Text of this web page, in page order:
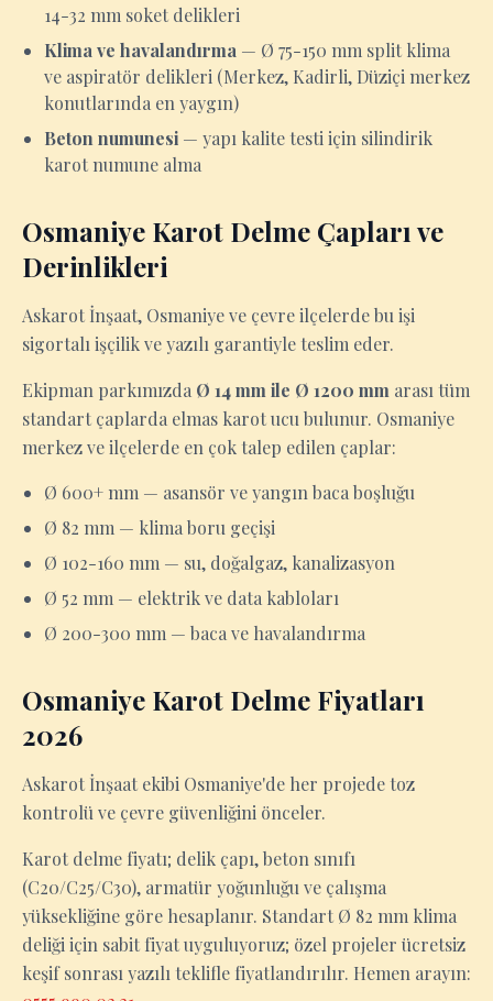
14-32 mm soket delikleri
Klima ve havalandırma — Ø 75-150 mm split klima
ve aspiratör delikleri (Merkez, Kadirli, Düziçi merkez
konutlarında en yaygın)
Beton numunesi — yapı kalite testi için silindirik
karot numune alma
Osmaniye Karot Delme Çapları ve
Derinlikleri
Askarot İnşaat, Osmaniye ve çevre ilçelerde bu işi
sigortalı işçilik ve yazılı garantiyle teslim eder.
Ekipman parkımızda Ø 14 mm ile Ø 1200 mm arası tüm
standart çaplarda elmas karot ucu bulunur. Osmaniye
merkez ve ilçelerde en çok talep edilen çaplar:
Ø 600+ mm — asansör ve yangın baca boşluğu
Ø 82 mm — klima boru geçişi
Ø 102-160 mm — su, doğalgaz, kanalizasyon
Ø 52 mm — elektrik ve data kabloları
Ø 200-300 mm — baca ve havalandırma
Osmaniye Karot Delme Fiyatları
2026
Askarot İnşaat ekibi Osmaniye'de her projede toz
kontrolü ve çevre güvenliğini önceler.
Karot delme fiyatı; delik çapı, beton sınıfı
(C20/C25/C30), armatür yoğunluğu ve çalışma
yüksekliğine göre hesaplanır. Standart Ø 82 mm klima
deliği için sabit fiyat uyguluyoruz; özel projeler ücretsiz
keşif sonrası yazılı teklifle fiyatlandırılır. Hemen arayın: